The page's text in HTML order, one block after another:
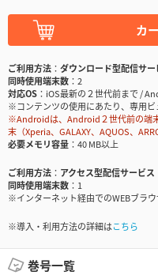
カ
ご利用方法
ダウンロード型配信サー
同時使用端末数
2
対応OS
iOS最新の２世代前まで /
※コンテンツの使用にあたり、専用
※Androidは、Android２世代前の端
末（Xperia、GALAXY、AQUOS、
必要メモリ容量
40 MB以上
ご利用方法
アクセス型配信サービス
同時使用端末数
1
※インターネット経由でのWEBブラ
※導入・利用方法の詳細はこちら
巻号一覧